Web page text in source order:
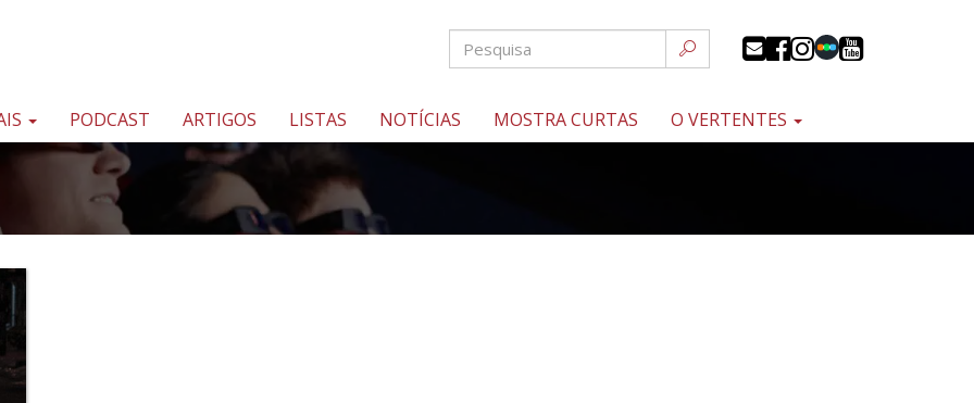
PODCAST ARTIGOS LISTAS NOTÍCIAS MOSTRA CURTAS O VERTENTES